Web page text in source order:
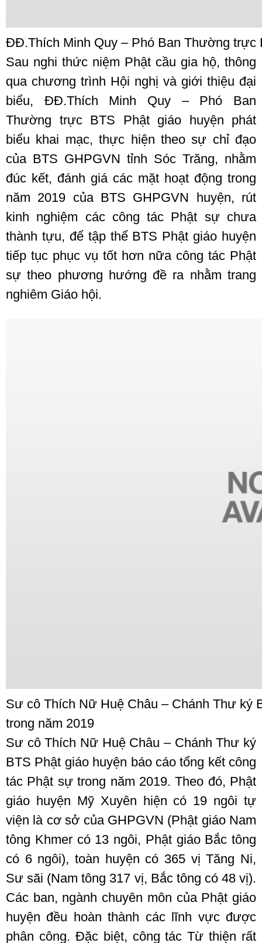
ĐĐ.Thích Minh Quy – Phó Ban Thường trực
Sau nghi thức niệm Phật cầu gia hộ, thông
qua chương trình Hội nghị và giới thiệu đại
biểu, ĐĐ.Thích Minh Quy – Phó Ban
Thường trực BTS Phật giáo huyện phát
biểu khai mạc, thực hiện theo sự chỉ đạo
của BTS GHPGVN tỉnh Sóc Trăng, nhằm
đúc kết, đánh giá các mặt hoạt động trong
năm 2019 của BTS GHPGVN huyện, rút
kinh nghiệm các công tác Phật sự chưa
thành tựu, để tập thể BTS Phật giáo huyện
tiếp tục phục vụ tốt hơn nữa công tác Phật
sự theo phương hướng đề ra nhằm trang
nghiêm Giáo hội.
Sư cô Thích Nữ Huệ Châu – Chánh Thư ký
trong năm 2019
Sư cô Thích Nữ Huệ Châu – Chánh Thư ký
BTS Phật giáo huyện báo cáo tổng kết công
tác Phật sự trong năm 2019. Theo đó, Phật
giáo huyện Mỹ Xuyên hiện có 19 ngôi tự
viện là cơ sở của GHPGVN (Phật giáo Nam
tông Khmer có 13 ngôi, Phật giáo Bắc tông
có 6 ngôi), toàn huyện có 365 vị Tăng Ni,
Sư sãi (Nam tông 317 vị, Bắc tông có 48 vị).
Các ban, ngành chuyên môn của Phật giáo
huyện đều hoàn thành các lĩnh vực được
phân công. Đặc biệt, công tác Từ thiện rất